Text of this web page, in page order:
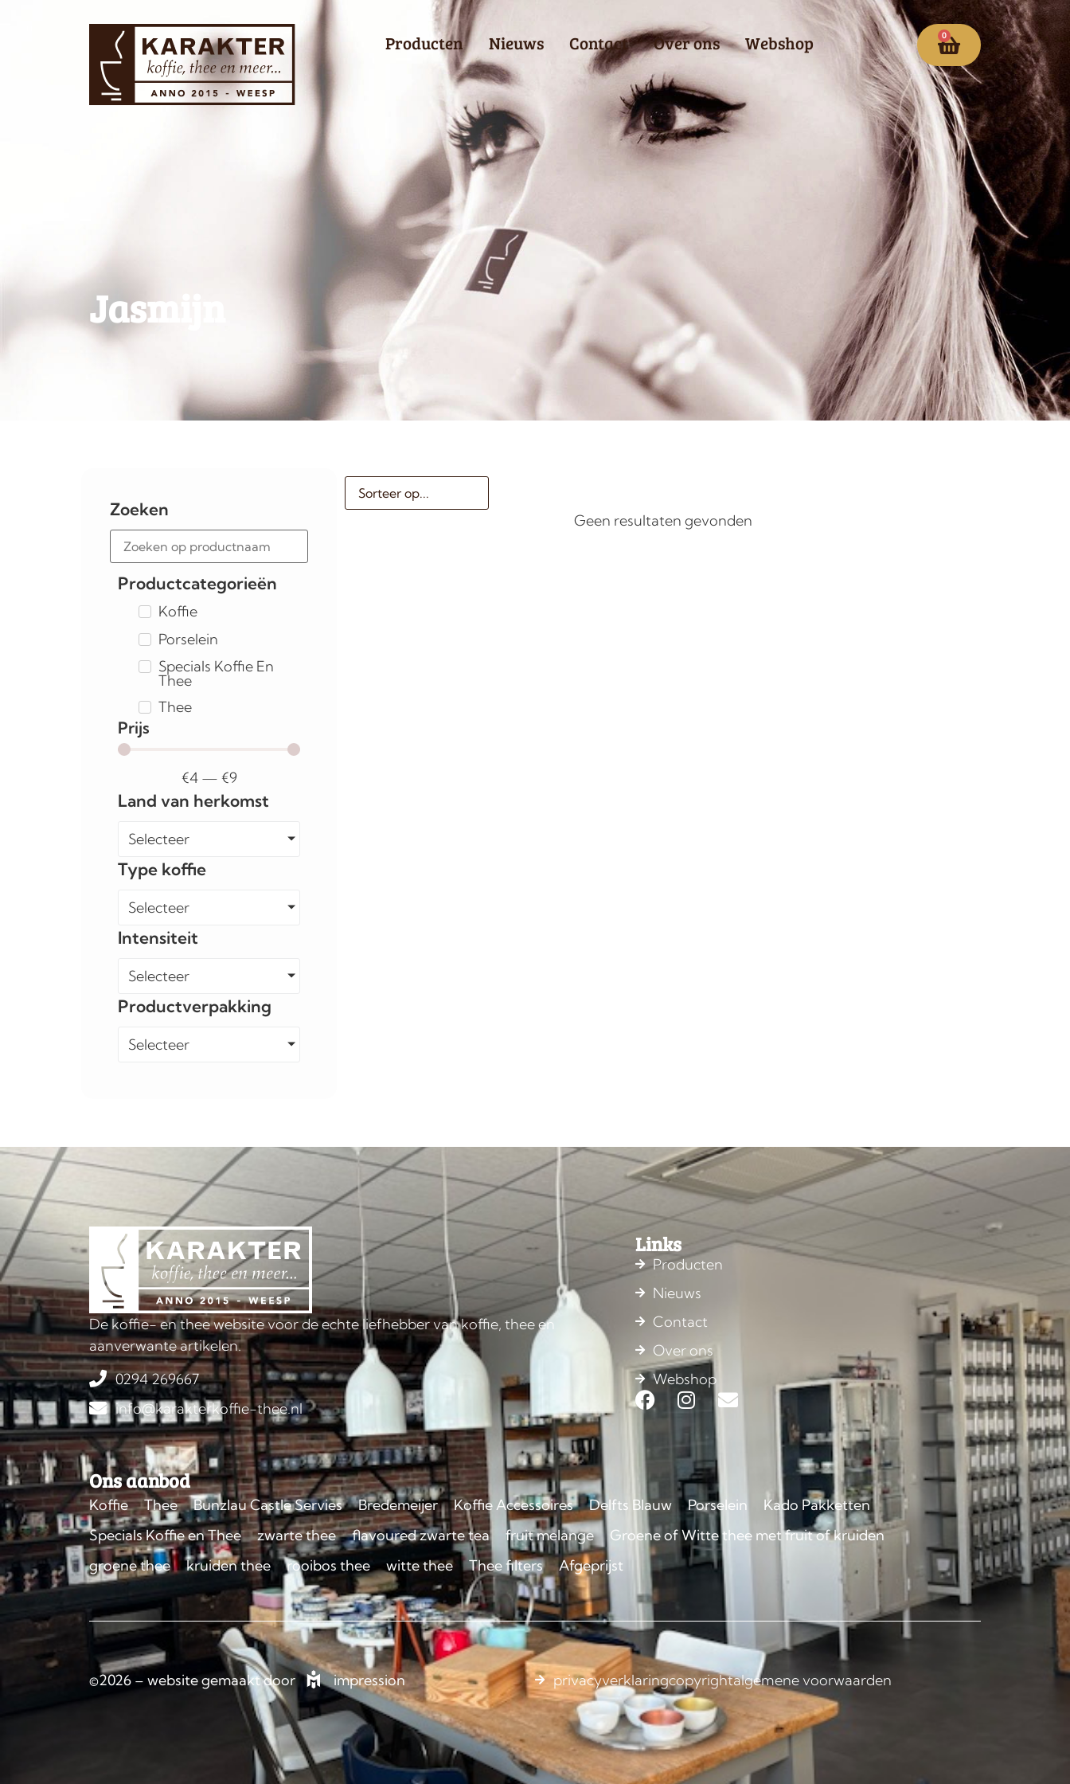
Producten Nieuws Contact Over ons Webshop 0
Jasmijn
Zoeken
Productcategorieën
Koffie
Porselein
Specials Koffie En
Thee
Thee
Prijs
€4— €9
Land van herkomst
Selecteer
Type koffie
Selecteer
Intensiteit
Selecteer
Productverpakking
Selecteer
Geen resultaten gevonden
De koffie- en thee website voor de echte liefhebber van koffie, thee en
aanverwante artikelen.
0294 269667
info@karakterkoffie-thee.nl
Links
Producten
Nieuws
Contact
Over ons
Webshop
Ons aanbod
Koffie Thee Bunzlau Castle Servies Bredemeijer Koffie Accessoires Delfts Blauw Porselein
Kado Pakketten
Specials Koffie en Thee
zwarte thee flavoured zwarte tea fruit melange
Groene of Witte thee met fruit of kruiden
groene thee
kruiden thee rooibos thee witte thee Thee filters Afgeprijst
©2026 – website gemaakt door impression privacyverklaringcopyrightalgemene voorwaarden